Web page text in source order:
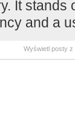
It stands
and a
Wyświetl posty z